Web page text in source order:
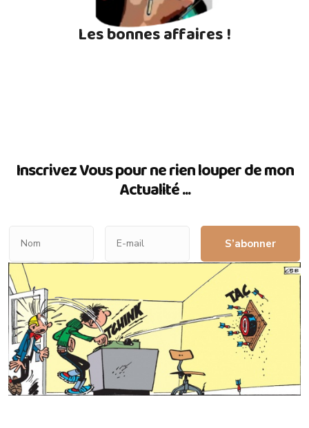
Les bonnes affaires !
Inscrivez Vous pour ne rien louper de mon
Actualité ...
S’abonner